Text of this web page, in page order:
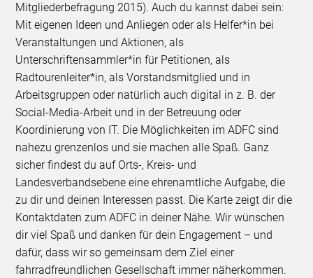
Mitgliederbefragung 2015). Auch du kannst dabei sein:
Mit eigenen Ideen und Anliegen oder als Helfer*in bei
Veranstaltungen und Aktionen, als
Unterschriftensammler*in für Petitionen, als
Radtourenleiter*in, als Vorstandsmitglied und in
Arbeitsgruppen oder natürlich auch digital in z. B. der
Social-Media-Arbeit und in der Betreuung oder
Koordinierung von IT. Die Möglichkeiten im ADFC sind
nahezu grenzenlos und sie machen alle Spaß. Ganz
sicher findest du auf Orts-, Kreis- und
Landesverbandsebene eine ehrenamtliche Aufgabe, die
zu dir und deinen Interessen passt. Die Karte zeigt dir die
Kontaktdaten zum ADFC in deiner Nähe. Wir wünschen
dir viel Spaß und danken für dein Engagement – und
dafür, dass wir so gemeinsam dem Ziel einer
fahrradfreundlichen Gesellschaft immer näherkommen.